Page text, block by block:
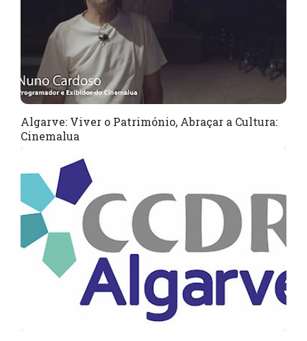
Algarve: Viver o Património, Abraçar a Cultura:
Cinemalua